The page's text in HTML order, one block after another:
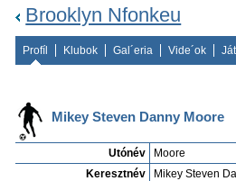
Brooklyn Nfonkeu
Profíl Klubok Gal´eria Vide´ok
Mikey Steven Danny Moore
Utónév
Moore
Keresztnév
Mikey Steven